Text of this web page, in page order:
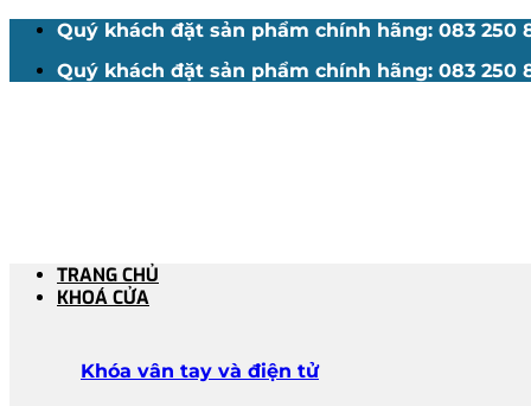
nội
Quý khách đặt sản phẩm chính hãng: 083 250
Quý khách đặt sản phẩm chính hãng: 083 250
TRANG CHỦ
KHOÁ CỬA
Khóa vân tay và điện tử